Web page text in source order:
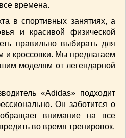
времена.
в спортивных занятиях, а
и красивой физической
правильно выбирать для
и кроссовки. Мы предлагаем
моделям от легендарной
«Adidas» подходит
Он заботится о
внимание на все
во время тренировок.